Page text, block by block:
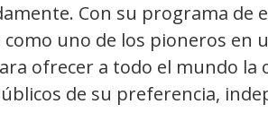
Con su programa de
uno de los pioneros en
ofrecer a todo el mundo
de su preferencia,